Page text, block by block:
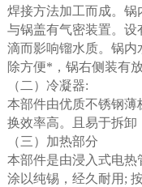
焊接方法加工而成。
与锅盖有气密装置。
滴而影响镏水质。锅内
除方便*，锅右侧装有
（ 二 ） 冷凝器:
本部件由优质不锈钢
换效率高。且易于拆卸
（三） 加热部分
本部件是由浸入式电热
涂以纯锡，经久耐用 ;